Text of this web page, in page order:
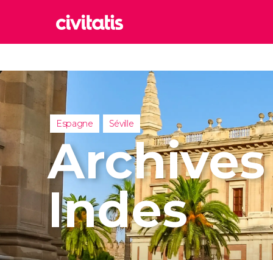
Italie
Maroc
Turquie
Espagne Séville
Indes